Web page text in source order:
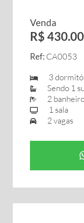
Venda
R$
Ref: CA0053
3
Sendo 1
2
1 sala
2 vagas